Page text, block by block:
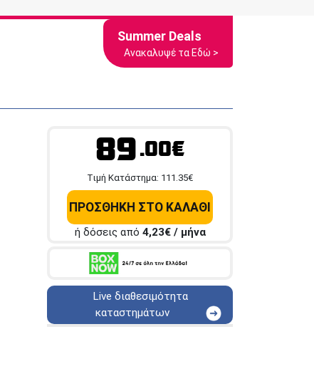
Summer Deals
Ανακαλυψέ τα Εδώ >
89.00€
Tιμή Κατάστημα: 111.35€
ΠΡΟΣΘΗΚΗ ΣΤΟ ΚΑΛΑΘΙ
ή δόσεις από 4,23€ / μήνα
Live διαθεσιμότητα
καταστημάτων